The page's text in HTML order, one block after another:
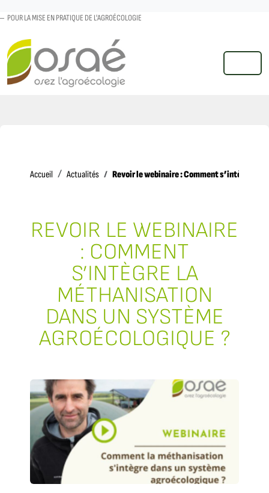
POUR LA MISE EN PRATIQUE DE L'AGROÉCOLOGIE
MENU
Accueil AccueilActualités Revoir le webinaire : Comment s’intègre la
REVOIR LE WEBINAIRE
: COMMENT
S’INTÈGRE LA
MÉTHANISATION
DANS UN SYSTÈME
AGROÉCOLOGIQUE ?